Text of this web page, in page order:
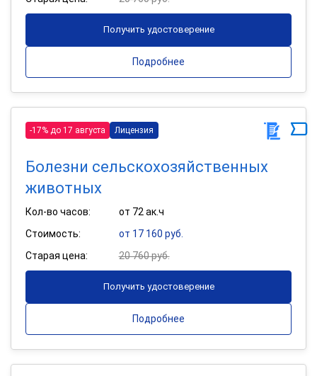
Получить удостоверение
Подробнее
-17% до 17 августа Лицензия
Болезни сельскохозяйственных
животных
Кол-во часов:
от 72 ак.ч
Стоимость:
от 17 160 руб.
Старая цена:
20 760 руб.
Получить удостоверение
Подробнее